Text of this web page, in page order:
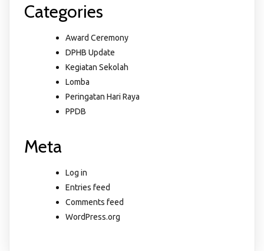
Categories
Award Ceremony
DPHB Update
Kegiatan Sekolah
Lomba
Peringatan Hari Raya
PPDB
Meta
Log in
Entries feed
Comments feed
WordPress.org